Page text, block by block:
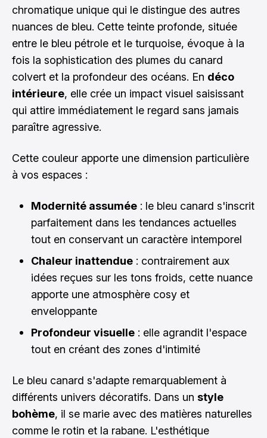
chromatique unique qui le distingue des autres
nuances de bleu. Cette teinte profonde, située
entre le bleu pétrole et le turquoise, évoque à la
fois la sophistication des plumes du canard
colvert et la profondeur des océans. En déco
intérieure, elle crée un impact visuel saisissant
qui attire immédiatement le regard sans jamais
paraître agressive.
Cette couleur apporte une dimension particulière
à vos espaces :
Modernité assumée : le bleu canard s'inscrit
parfaitement dans les tendances actuelles
tout en conservant un caractère intemporel
Chaleur inattendue : contrairement aux
idées reçues sur les tons froids, cette nuance
apporte une atmosphère cosy et
enveloppante
Profondeur visuelle : elle agrandit l'espace
tout en créant des zones d'intimité
Le bleu canard s'adapte remarquablement à
différents univers décoratifs. Dans un style
bohème, il se marie avec des matières naturelles
comme le rotin et la rabane. L'esthétique